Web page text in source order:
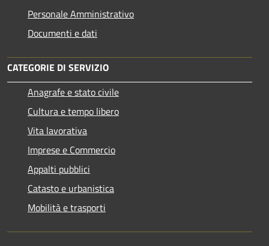
Personale Amministrativo
Documenti e dati
CATEGORIE DI SERVIZIO
Anagrafe e stato civile
Cultura e tempo libero
Vita lavorativa
Imprese e Commercio
Appalti pubblici
Catasto e urbanistica
Mobilità e trasporti